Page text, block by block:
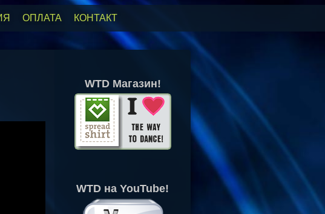
ОПЛАТА КОНТАКТ
WTD Магазин!
WTD на YouTube!